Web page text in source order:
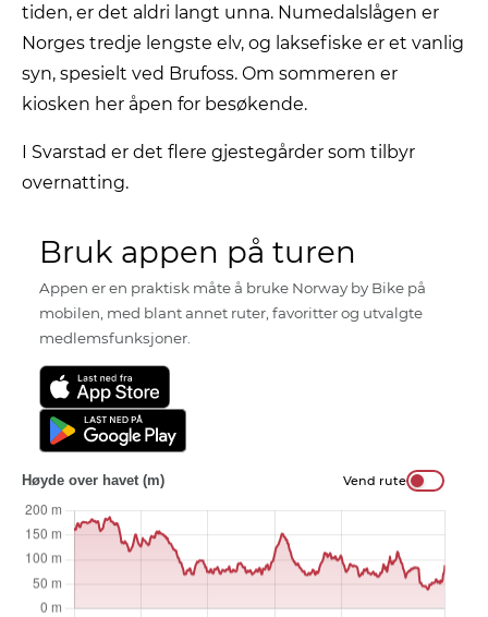
tiden, er det aldri langt unna. Numedalslågen er
Norges tredje lengste elv, og laksefiske er et vanlig
syn, spesielt ved Brufoss. Om sommeren er
kiosken her åpen for besøkende.
I Svarstad er det flere gjestegårder som tilbyr
overnatting.
Bruk appen på turen
Appen er en praktisk måte å bruke Norway by Bike på
mobilen, med blant annet ruter, favoritter og utvalgte
medlemsfunksjoner.
Høyde over havet (m) Vend rute